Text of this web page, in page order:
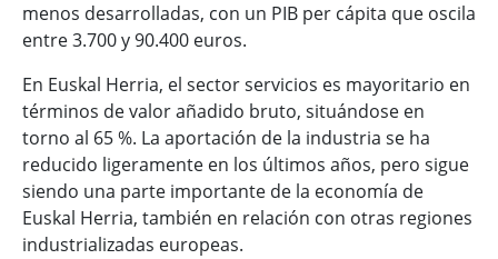
menos desarrolladas, con un PIB per cápita que oscila
entre 3.700 y 90.400 euros.
En Euskal Herria, el sector servicios es mayoritario en
términos de valor añadido bruto, situándose en
torno al 65 %. La aportación de la industria se ha
reducido ligeramente en los últimos años, pero sigue
siendo una parte importante de la economía de
Euskal Herria, también en relación con otras regiones
industrializadas europeas.